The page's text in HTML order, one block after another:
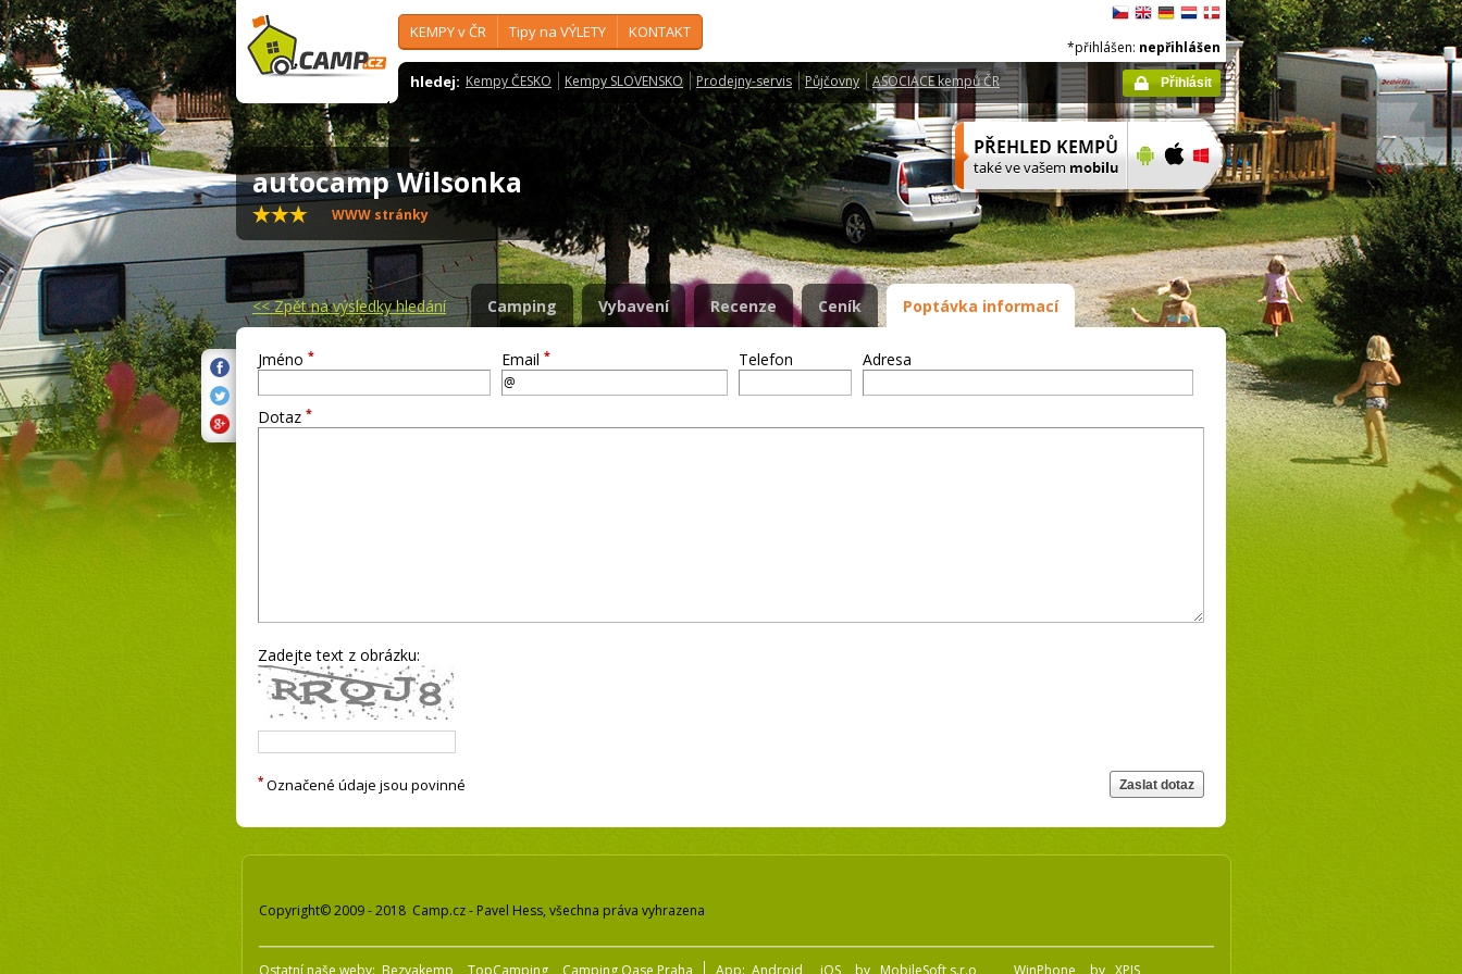
KEMPY v ČR Tipy na VÝLETY KONTAKT
hledej: Kempy ČESKO Kempy SLOVENSKO Prodejny-servis Půjčovny ASOCIACE kempů ČR
*přihlášen: nepřihlášen
Přihlásit
autocamp Wilsonka
WWW stránky
<<Zpět na výsledky hledání Camping Vybavení Recenze Ceník Poptávka informací
Jméno * Email * Telefon Adresa
Dotaz *
Zadejte text z obrázku:
* Označené údaje jsou povinné
Copyright© 2009 - 2018 Camp.cz - Pavel Hess, všechna práva vyhrazena